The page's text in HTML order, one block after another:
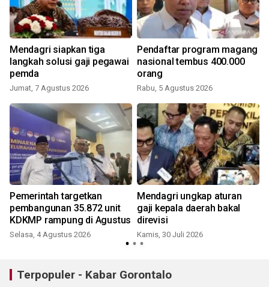
Mendagri siapkan tiga
langkah solusi gaji pegawai
pemda
Jumat, 7 Agustus 2026
Pendaftar program magang
nasional tembus 400.000
orang
Rabu, 5 Agustus 2026
Pemerintah targetkan
pembangunan 35.872 unit
KDKMP rampung di Agustus
Selasa, 4 Agustus 2026
Mendagri ungkap aturan
gaji kepala daerah bakal
direvisi
Kamis, 30 Juli 2026
Terpopuler - Kabar Gorontalo